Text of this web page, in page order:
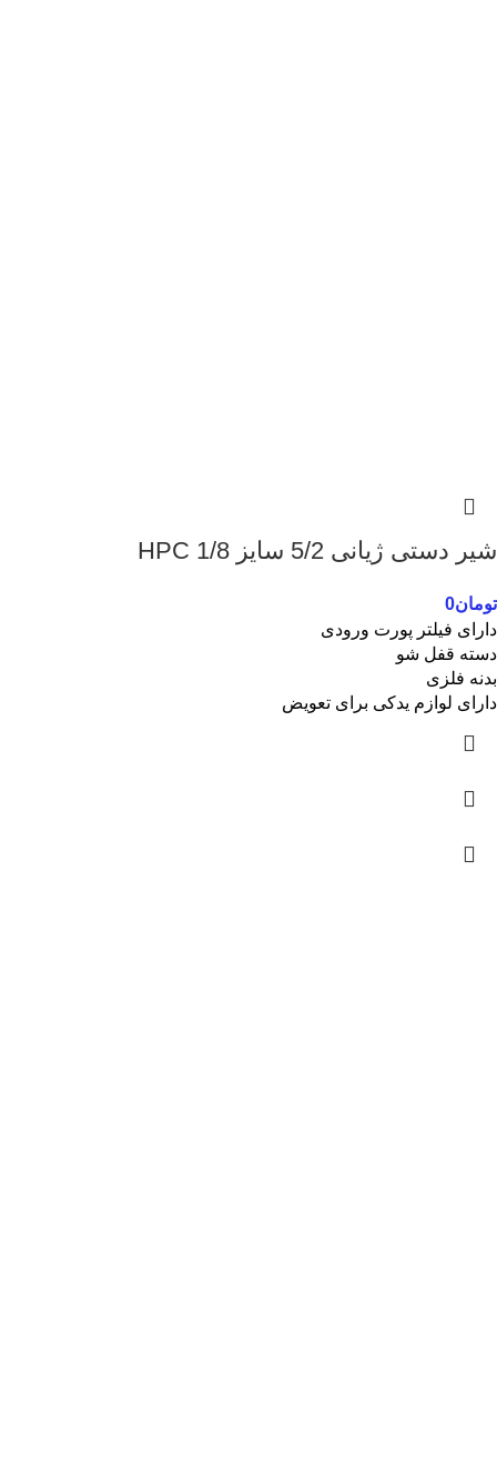
شیر دستی ژیانی 5/2 سایز 1/8 HPC
تومان0
دارای فیلتر پورت ورودی
دسته قفل شو
بدنه فلزی
دارای لوازم یدکی برای تعویض